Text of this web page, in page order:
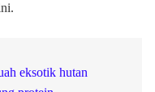
eksotik hutan